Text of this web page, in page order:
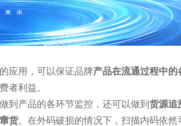
应用，可以保证品牌产品在流通过程中的
者利益。
到产品的各环节监控，还可以做到 货源追
货。在外码破损的情况下，扫描内码依